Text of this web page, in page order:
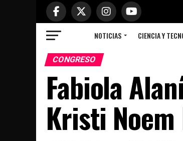
NOTICIAS CIENCIA Y
CONGRESO
Fabiola
Kristi